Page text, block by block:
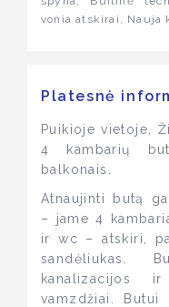
vonia atskirai, Nauja
Platesnė
Puikioje vietoje,
4 kambarių
balkonais.
Atnaujinti butą
– jame 4
ir wc – atskiri,
sandėliukas.
kanalizacijos
vamzdžiai. Butui